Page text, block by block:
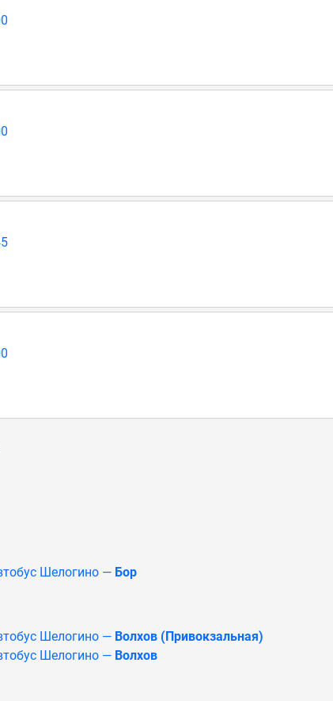
Шелогино — Бор
Шелогино — Волхов (Привокзальная)
Шелогино — Волхов